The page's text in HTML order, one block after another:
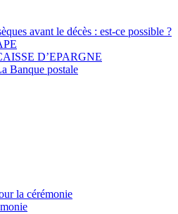
avant le décès : est-ce possible ?
D’EPARGNE
Banque postale
la cérémonie